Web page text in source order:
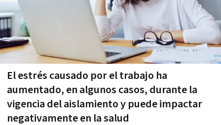
El estrés causado por el trabajo ha
aumentado, en algunos casos, durante la
vigencia del aislamiento y puede impactar
negativamente en la salud